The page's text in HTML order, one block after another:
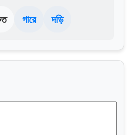
গারে দড়ি